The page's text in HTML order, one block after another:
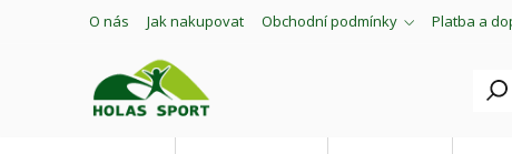
O nás Jak nakupovat Obchodní podmínky Platba a